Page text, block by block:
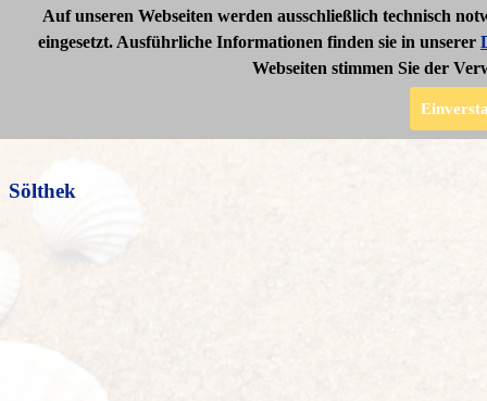
Auf unseren Webseiten werden ausschließlich technisch
eingesetzt. Ausführliche Informationen finden sie in unserer
Webseiten stimmen Sie der
Sölthek